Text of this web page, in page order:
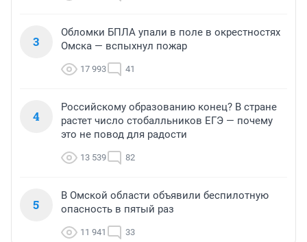
3
Обломки БПЛА упали в поле в окрестностях
Омска — вспыхнул пожар
17 993 41
4
Российскому образованию конец? В стране
растет число стобалльников ЕГЭ — почему
это не повод для радости
13 539 82
5
В Омской области объявили беспилотную
опасность в пятый раз
11 941 33